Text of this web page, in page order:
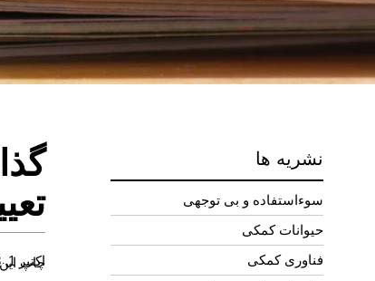
نشریه ها
سوءاستفاده و بی توجهی
حیوانات کمکی
فناوری کمکی
اکتبر 1, 2018
چاپ